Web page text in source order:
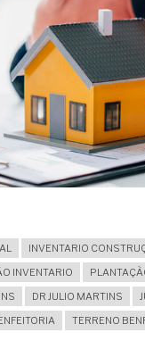
INVENTARIO
INVENTARIO
DR JULIO MARTINS
TERRENO